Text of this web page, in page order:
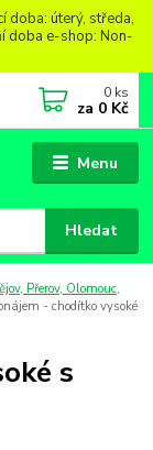
doba: úterý, středa,
doba e-shop: Non-
Menu
Hledat
0 ks
za 0 Kč
Přerov, Olomouc,
- chodítko vysoké
s